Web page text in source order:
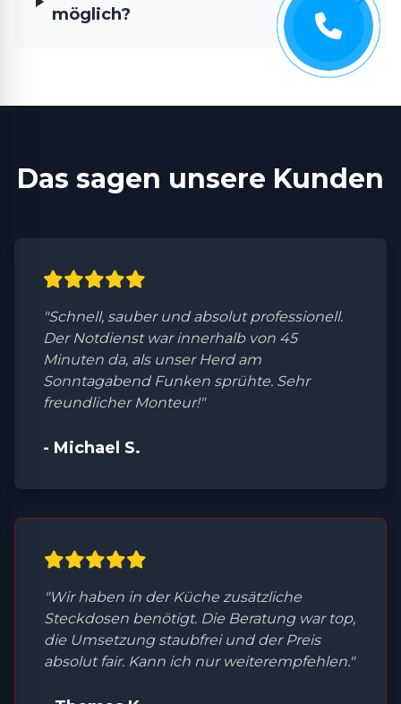
möglich?
Das sagen unsere Kunden
"Schnell, sauber und absolut professionell.
Der Notdienst war innerhalb von 45
Minuten da, als unser Herd am
Sonntagabend Funken sprühte. Sehr
freundlicher Monteur!"
- Michael S.
"Wir haben in der Küche zusätzliche
Steckdosen benötigt. Die Beratung war top,
die Umsetzung staubfrei und der Preis
absolut fair. Kann ich nur weiterempfehlen."